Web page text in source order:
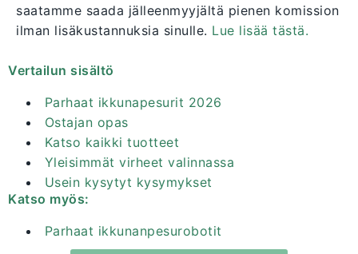
saatamme saada jälleenmyyjältä pienen komission
ilman lisäkustannuksia sinulle. Lue lisää tästä.
Vertailun sisältö
Parhaat ikkunapesurit 2026
Ostajan opas
Katso kaikki tuotteet
Yleisimmät virheet valinnassa
Usein kysytyt kysymykset
Katso myös:
Parhaat ikkunanpesurobotit